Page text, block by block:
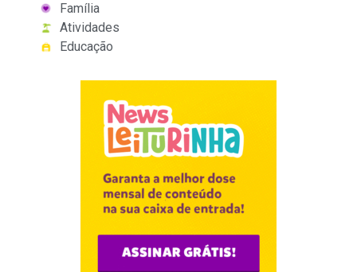
Família
Atividades
Educação